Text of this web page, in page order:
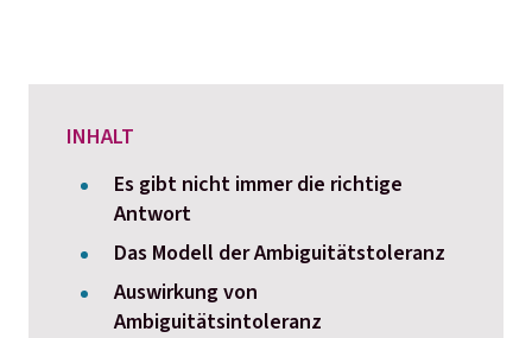
INHALT
Es gibt nicht immer die richtige
Antwort
Das Modell der Ambiguitätstoleranz
Auswirkung von
Ambiguitätsintoleranz